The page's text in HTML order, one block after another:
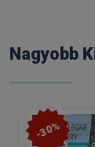
Nagyobb
-30%